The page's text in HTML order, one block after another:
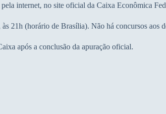
internet, no site oficial da Caixa Econômica
21h (horário de Brasília). Não há concursos aos
após a conclusão da apuração oficial.